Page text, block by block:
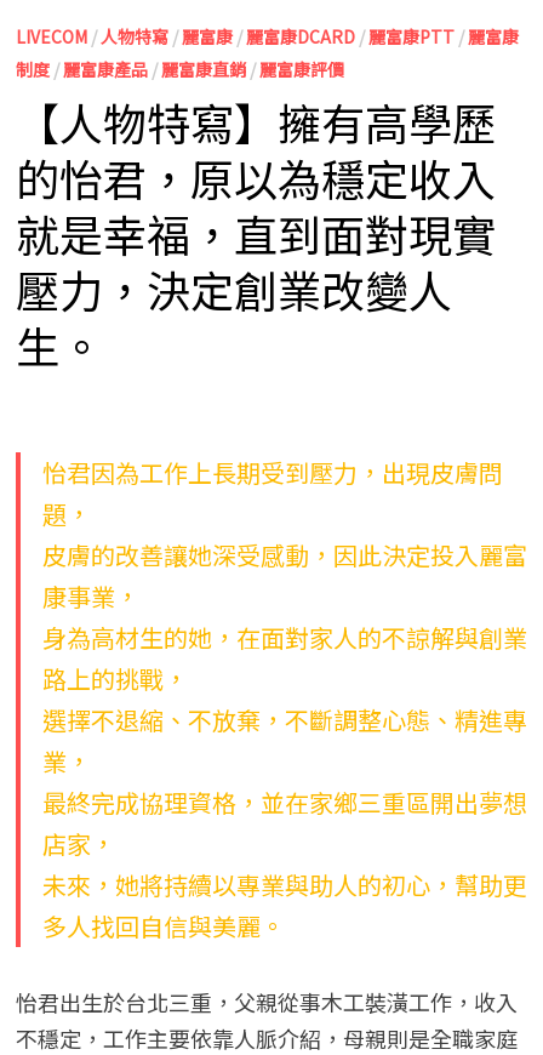
LIVECOM/人物特寫/麗富康/麗富康DCARD/麗富康PTT/麗富康
制度/麗富康產品/麗富康直銷/麗富康評價
【人物特寫】擁有高學歷
的怡君，原以為穩定收入
就是幸福，直到面對現實
壓力，決定創業改變人
生。
怡君因為工作上長期受到壓力，出現皮膚問
題，
皮膚的改善讓她深受感動，因此決定投入麗富
康事業，
身為高材生的她，在面對家人的不諒解與創業
路上的挑戰，
選擇不退縮、不放棄，不斷調整心態、精進專
業，
最終完成協理資格，並在家鄉三重區開出夢想
店家，
未來，她將持續以專業與助人的初心，幫助更
多人找回自信與美麗。
怡君出生於台北三重，父親從事木工裝潢工作，收入
不穩定，工作主要依靠人脈介紹，母親則是全職家庭